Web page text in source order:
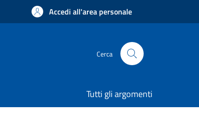
Accedi all'area personale
Cerca
Tutti gli argomenti